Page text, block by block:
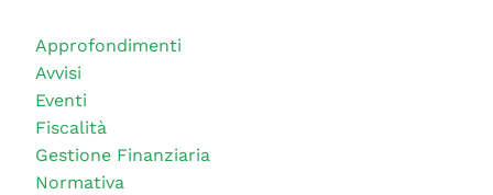
Approfondimenti
Avvisi
Eventi
Fiscalità
Gestione Finanziaria
Normativa